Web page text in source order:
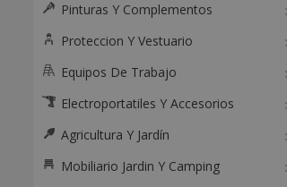
Pinturas Y Complementos
Proteccion Y Vestuario
Equipos De Trabajo
Electroportatiles Y Accesorios
Agricultura Y Jardín
Mobiliario Jardin Y Camping